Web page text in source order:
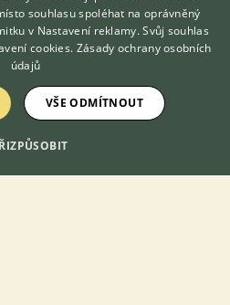
REDAKCE WEBU
KONZULTOVAT S
VETERINÁŘEM
souhlasu spoléhat na oprávněný
v Nastavení reklamy. Svůj souhlas
cookies. Zásady ochrany osobních
údajů
VŠE ODMÍTNOUT